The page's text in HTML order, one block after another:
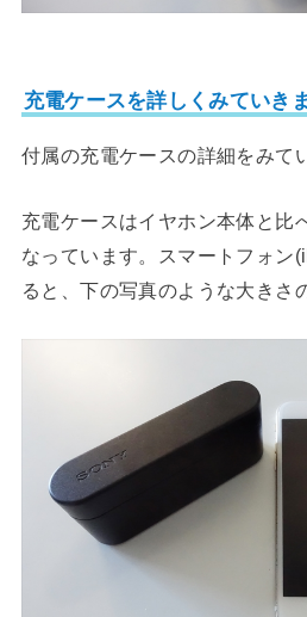
充電ケースを詳しくみていき
付属の充電ケースの詳細をみて
充電ケースはイヤホン本体と比
なっています。スマートフォン
ると、下の写真のような大きさ